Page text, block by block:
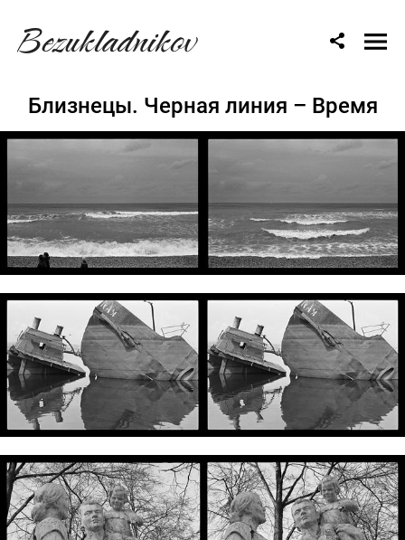
Bezukladnikov
Близнецы. Черная линия – Время